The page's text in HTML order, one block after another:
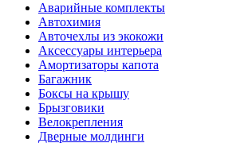
Аварийные комплекты
Автохимия
Авточехлы из экокожи
Аксессуары интерьера
Амортизаторы капота
Багажник
Боксы на крышу
Брызговики
Велокрепления
Дверные молдинги